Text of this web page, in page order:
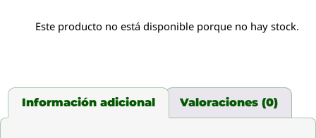
Este producto no está disponible porque no hay stock.
Información adicional Valoraciones (0)